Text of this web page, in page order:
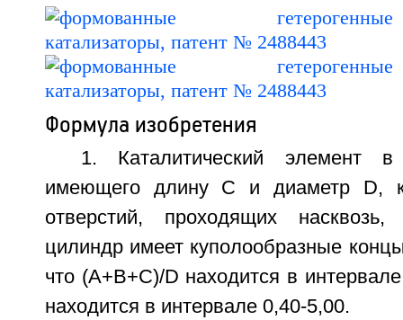
Формула изобретения
1. Каталитический элемент
имеющего длину С и диаметр D,
отверстий, проходящих
цилиндр имеет куполообразные
что (A+B+C)/D находится в
находится в интервале 0,40-5,00.